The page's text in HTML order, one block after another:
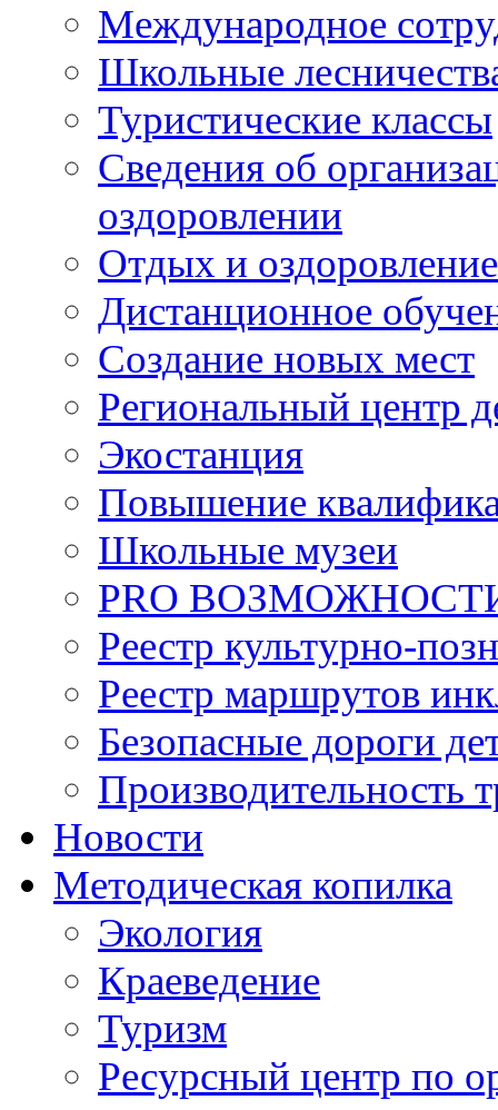
Международное
Школьные
Туристические классы
Сведения об
оздоровлении
Отдых и
Дистанционное
Создание новых мест
Региональный центр
Экостанция
Повышение
Школьные музеи
PRO
Реестр культурно-
Реестр маршрутов
Безопасные дороги
Производительность
Новости
Методическая копилка
Экология
Краеведение
Туризм
Ресурсный центр по